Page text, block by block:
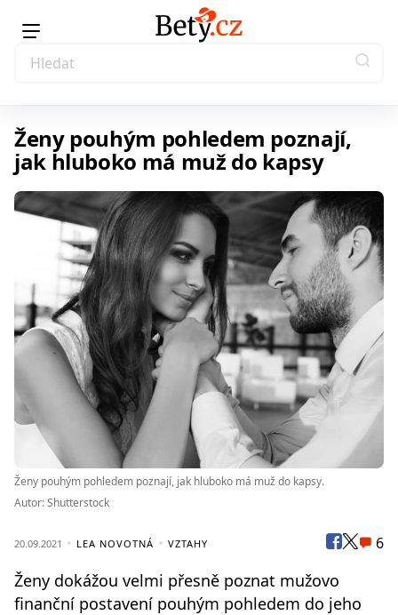
Ženy pouhým pohledem poznají,
jak hluboko má muž do kapsy
Ženy pouhým pohledem poznají, jak hluboko má muž do kapsy.
Autor: Shutterstock
20.09.2021 LEA NOVOTNÁ VZTAHY 6
Ženy dokážou velmi přesně poznat mužovo
finanční postavení pouhým pohledem do jeho